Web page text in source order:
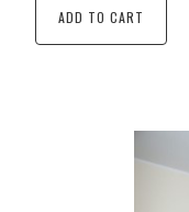
ADD TO CART